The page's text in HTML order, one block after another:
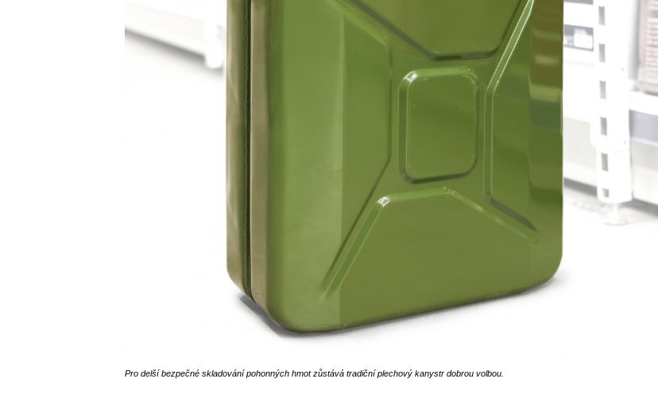
Pro delší bezpečné skladování pohonných hmot zůstává tradiční plechový kanystr dobrou volbou.